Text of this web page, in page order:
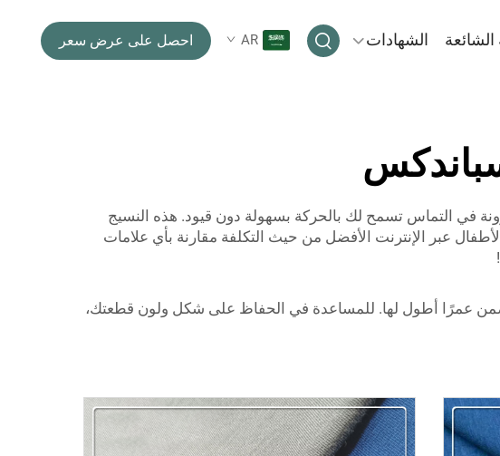
الشائعة الشهادات AR احصل على عرض سعر
في التماس تسمح لك بالحركة بسهولة دون قيود. هذه النسيج
عبر الإنترنت الأفضل من حيث التكلفة مقارنة بأي علامات
عمرًا أطول لها. للمساعدة في الحفاظ على شكل ولون قطعتك،